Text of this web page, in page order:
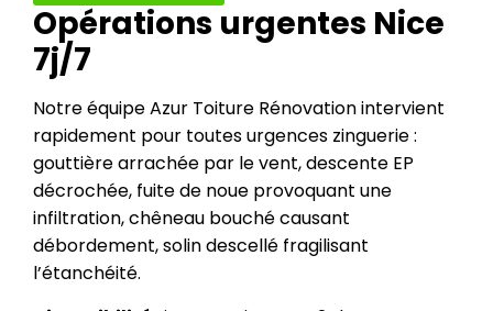
Opérations urgentes Nice
7j/7
Notre équipe Azur Toiture Rénovation intervient
rapidement pour toutes urgences zinguerie :
gouttière arrachée par le vent, descente EP
décrochée, fuite de noue provoquant une
infiltration, chêneau bouché causant
débordement, solin descellé fragilisant
l’étanchéité.